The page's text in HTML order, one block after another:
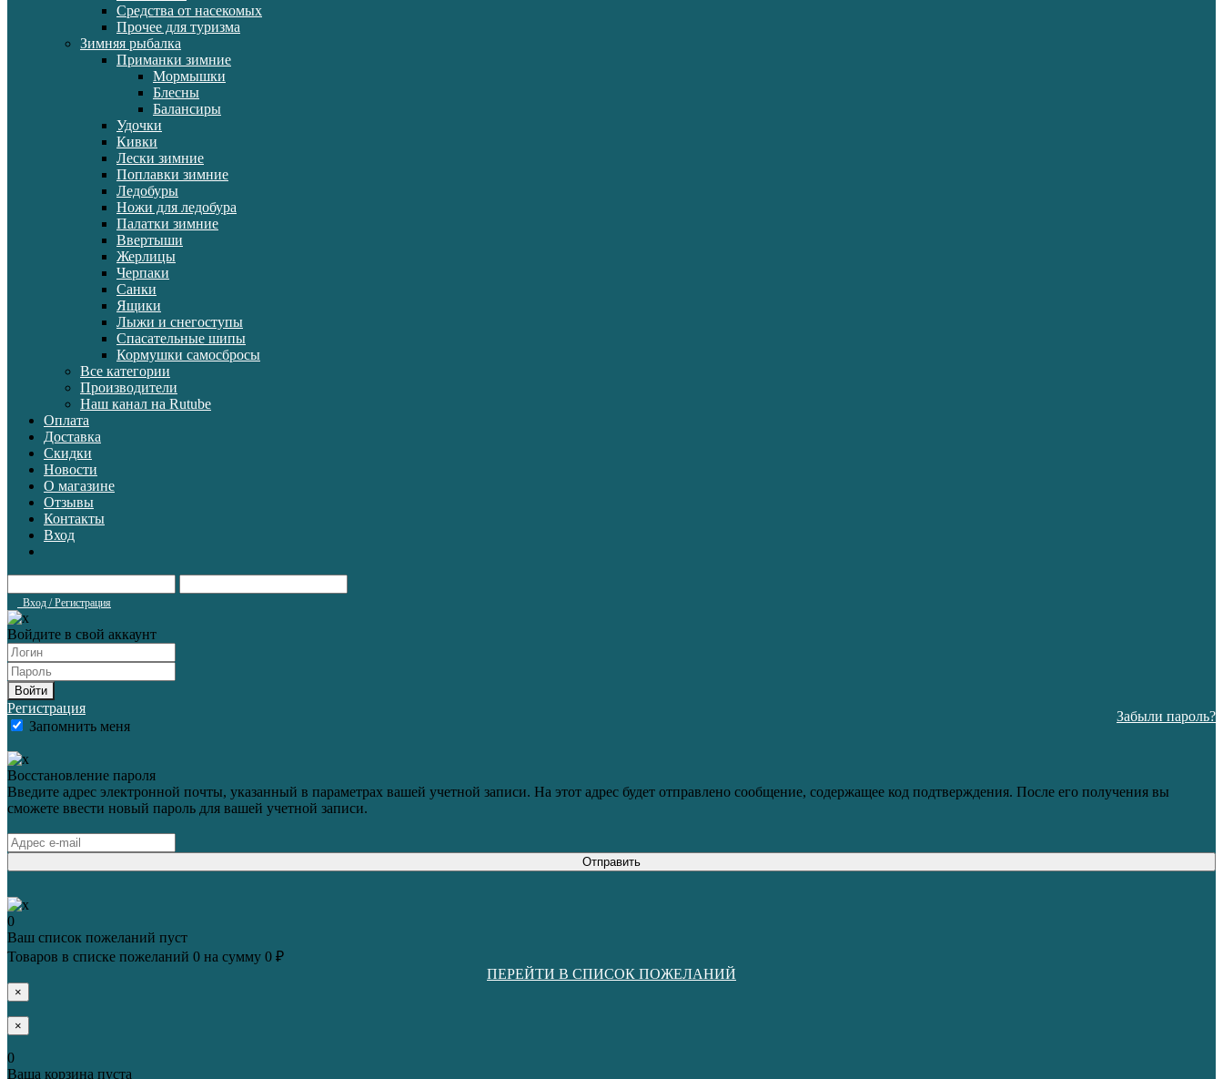
Средства от насекомых
Прочее для туризма
Зимняя рыбалка
Приманки зимние
Мормышки
Блесны
Балансиры
Удочки
Кивки
Лески зимние
Поплавки зимние
Ледобуры
Ножи для ледобура
Палатки зимние
Ввертыши
Жерлицы
Черпаки
Санки
Ящики
Лыжи и снегоступы
Спасательные шипы
Кормушки самосбросы
Все категории
Производители
Наш канал на Rutube
Оплата
Доставка
Скидки
Новости
О магазине
Отзывы
Контакты
Вход
Вход / Регистрация
Войдите в свой аккаунт
Войти
Регистрация
Запомнить меня
Забыли пароль?
Восстановление пароля
Введите адрес электронной почты, указанный в параметрах вашей учетной записи. На этот адрес будет отправлено сообщение, содержащее код подтверждения. После его получения вы
сможете ввести новый пароль для вашей учетной записи.
Отправить
0
Ваш список пожеланий пуст
Товаров в списке пожеланий 0 на сумму 0 ₽
ПЕРЕЙТИ В СПИСОК ПОЖЕЛАНИЙ
×
×
0
Ваша корзина пуста